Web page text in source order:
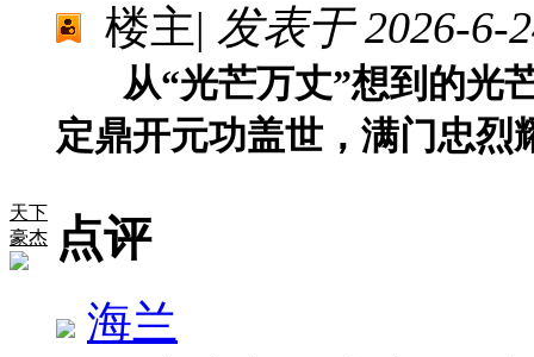
天下
豪杰
楼主| 发表于 2026-6-
从“光芒万丈”想到的光
定鼎开元功盖世，满门忠烈
点评
海兰